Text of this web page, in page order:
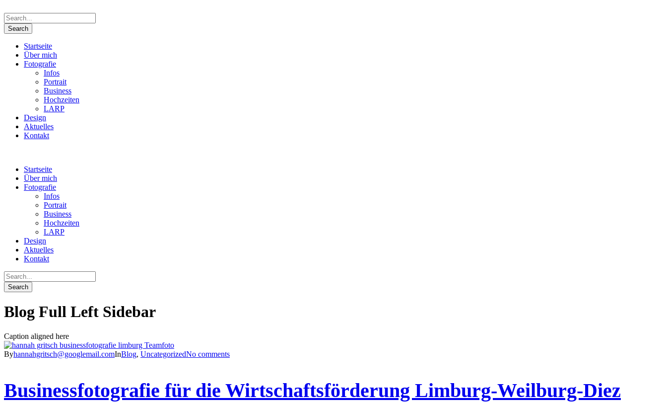
Startseite
Über mich
Fotografie
Infos
Portrait
Business
Hochzeiten
LARP
Design
Aktuelles
Kontakt
Startseite
Über mich
Fotografie
Infos
Portrait
Business
Hochzeiten
LARP
Design
Aktuelles
Kontakt
Blog Full Left Sidebar
Caption aligned here
Byhannahgritsch@googlemail.comInBlog, UncategorizedNo comments
Businessfotografie für die Wirtschaftsförderung Limburg-Weilburg-Diez